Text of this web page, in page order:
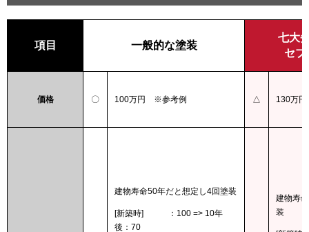
項目 一般的な塗装
七大
セブ
価格 〇 100万円 ※参考例 △ 130万
建物寿命50年だと想定し4回塗装
[新築時] ：100 => 10年
後：70
建物寿
装